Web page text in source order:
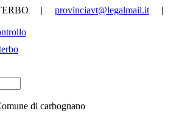
| provinciavt@legalmail.it |
di carbognano